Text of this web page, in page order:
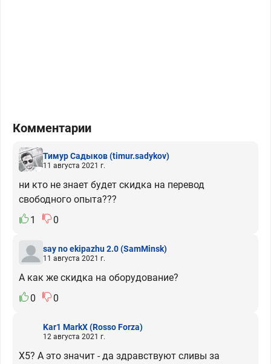
Комментарии
Тимур Садыков(timur.sadykov)
11 августа 2021 г.
ни кто не знает будет скидка на перевод
свободного опыта???
1
0
say no ekipazhu 2.0(SamMinsk)
11 августа 2021 г.
А как же скидка на оборудование?
0
0
Kar1 MarkX(Rosso Forza)
12 августа 2021 г.
X5? А это значит - да здравствуют сливы за